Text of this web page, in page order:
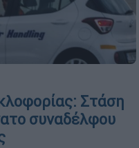
Στάση
συναδέλφου